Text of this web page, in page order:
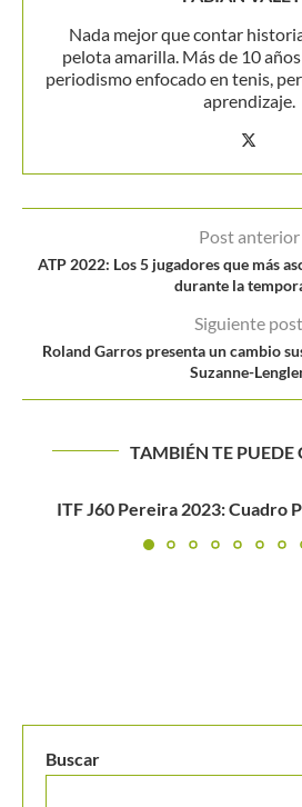
Nada mejor que contar
pelota amarilla. Más de 10
periodismo enfocado en tenis,
aprendizaje.
Post anterior
ATP 2022: Los 5 jugadores que más
durante la
Siguiente post
Roland Garros presenta un cambio
Suzanne-
TAMBIÉN TE PUEDE
Cinco sets para las
Buscar